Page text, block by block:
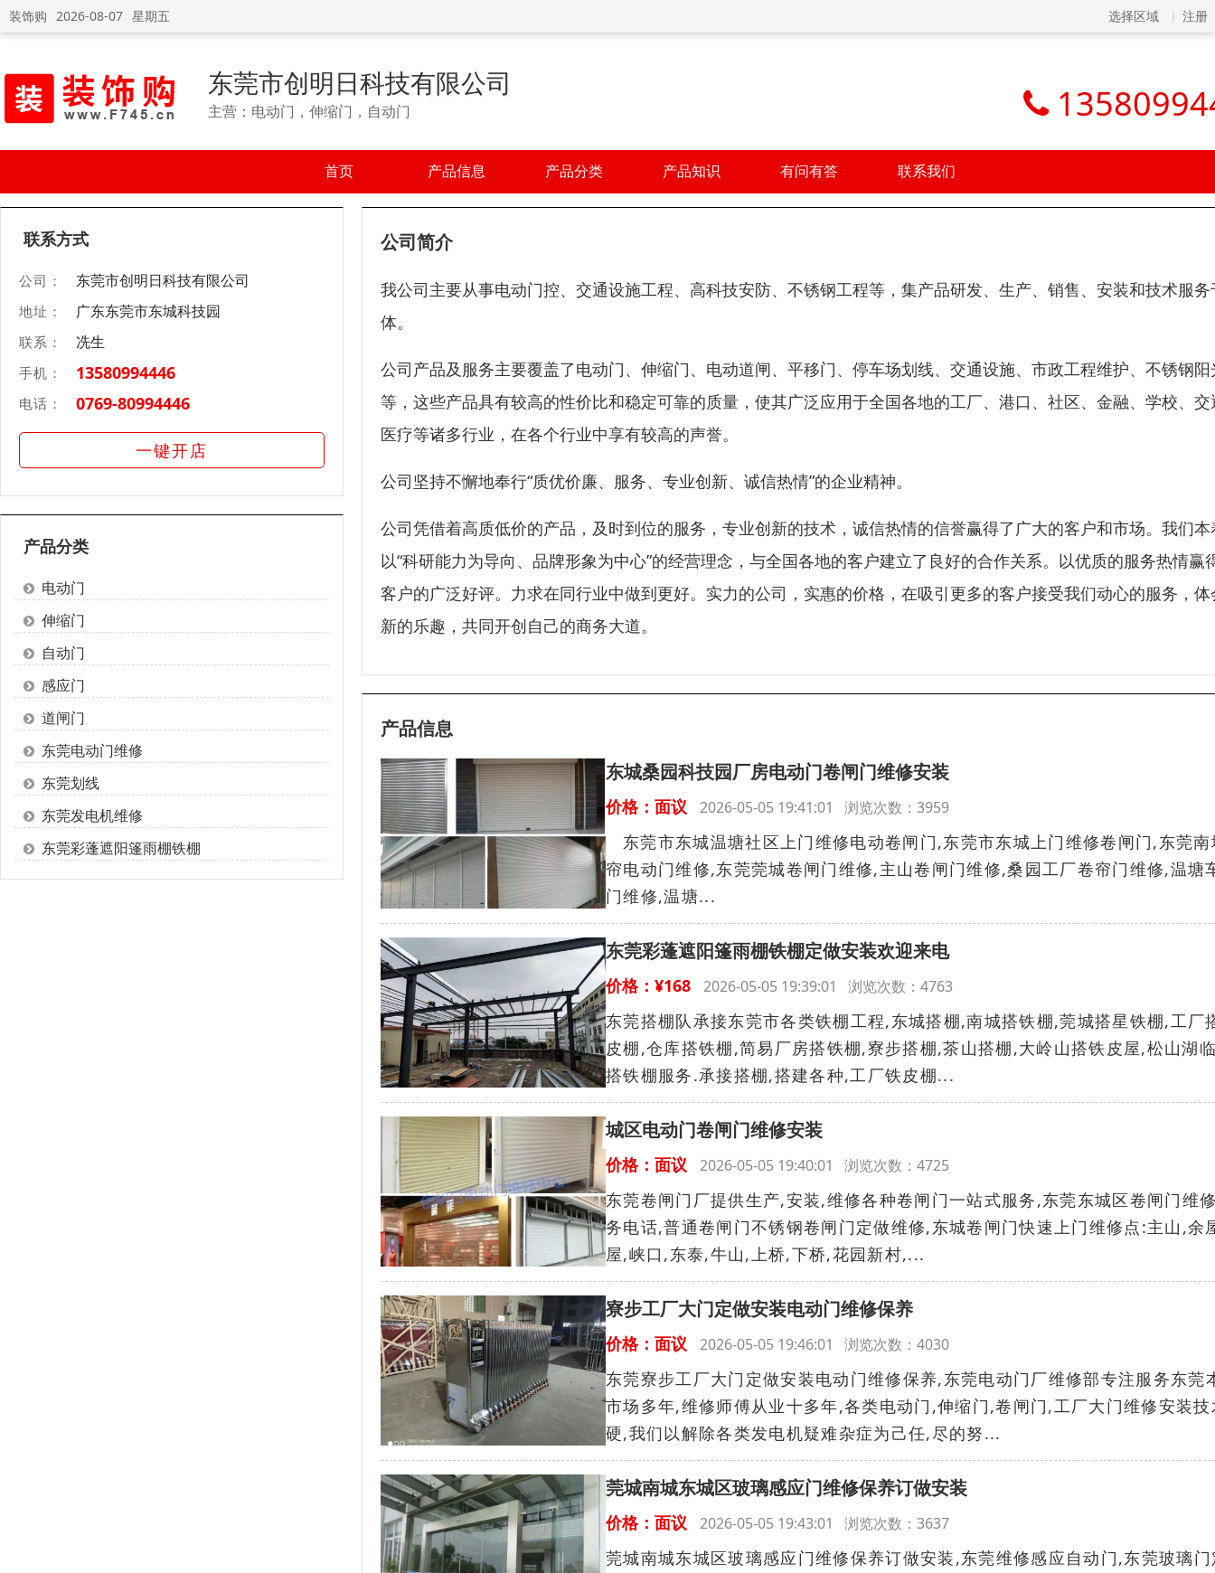
装饰购 2026-08-07 星期五 选择区域 注册
东莞市创明日科技有限公司
主营：电动门，伸缩门，自动门
首页 产品信息 产品分类 产品知识 有问有答 联系我们
联系方式
公司： 东莞市创明日科技有限公司
地址： 广东东莞市东城科技园
联系： 冼生
手机： 13580994446
电话： 0769-80994446
一键开店
产品分类
电动门
伸缩门
自动门
感应门
道闸门
东莞电动门维修
东莞划线
东莞发电机维修
东莞彩蓬遮阳篷雨棚铁棚
公司简介
我公司主要从事电动门控、交通设施工程、高科技安防、不锈钢工程等，集产品研发、生产、销售、安装和技术服务
体。
公司产品及服务主要覆盖了电动门、伸缩门、电动道闸、平移门、停车场划线、交通设施、市政工程维护、不锈钢阳
等，这些产品具有较高的性价比和稳定可靠的质量，使其广泛应用于全国各地的工厂、港口、社区、金融、学校、交
医疗等诸多行业，在各个行业中享有较高的声誉。
公司坚持不懈地奉行“质优价廉、服务、专业创新、诚信热情”的企业精神。
公司凭借着高质低价的产品，及时到位的服务，专业创新的技术，诚信热情的信誉赢得了广大的客户和市场。我们本
以“科研能力为导向、品牌形象为中心”的经营理念，与全国各地的客户建立了良好的合作关系。以优质的服务热情赢
客户的广泛好评。力求在同行业中做到更好。实力的公司，实惠的价格，在吸引更多的客户接受我们动心的服务，体
新的乐趣，共同开创自己的商务大道。
产品信息
东城桑园科技园厂房电动门卷闸门维修安装
价格：面议 2026-05-05 19:41:01 浏览次数：3959
东莞市东城温塘社区上门维修电动卷闸门,东莞市东城上门维修卷闸门,东莞
帘电动门维修,东莞莞城卷闸门维修,主山卷闸门维修,桑园工厂卷帘门维修,温塘
门维修,温塘...
东莞彩蓬遮阳篷雨棚铁棚定做安装欢迎来电
价格：¥168 2026-05-05 19:39:01 浏览次数：4763
东莞搭棚队承接东莞市各类铁棚工程,东城搭棚,南城搭铁棚,莞城搭星铁棚,工厂
皮棚,仓库搭铁棚,简易厂房搭铁棚,寮步搭棚,茶山搭棚,大岭山搭铁皮屋,松山湖
搭铁棚服务.承接搭棚,搭建各种,工厂铁皮棚...
城区电动门卷闸门维修安装
价格：面议 2026-05-05 19:40:01 浏览次数：4725
东莞卷闸门厂提供生产,安装,维修各种卷闸门一站式服务,东莞东城区卷闸门维
务电话,普通卷闸门不锈钢卷闸门定做维修,东城卷闸门快速上门维修点:主山,余
屋,峡口,东泰,牛山,上桥,下桥,花园新村,...
寮步工厂大门定做安装电动门维修保养
价格：面议 2026-05-05 19:46:01 浏览次数：4030
东莞寮步工厂大门定做安装电动门维修保养,东莞电动门厂维修部专注服务东莞
市场多年,维修师傅从业十多年,各类电动门,伸缩门,卷闸门,工厂大门维修安装
硬,我们以解除各类发电机疑难杂症为己任,尽的努...
莞城南城东城区玻璃感应门维修保养订做安装
价格：面议 2026-05-05 19:43:01 浏览次数：3637
莞城南城东城区玻璃感应门维修保养订做安装,东莞维修感应自动门,东莞玻璃